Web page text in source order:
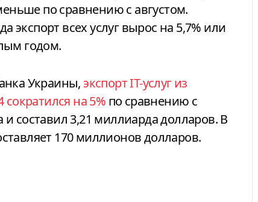
по сравнению с августом.
экспорт всех услуг вырос на 5,7% или
годом.
Украины,экспорт ІТ-услуг из
на 5% по сравнению с
составил 3,21 миллиарда долларов. В
170 миллионов долларов.